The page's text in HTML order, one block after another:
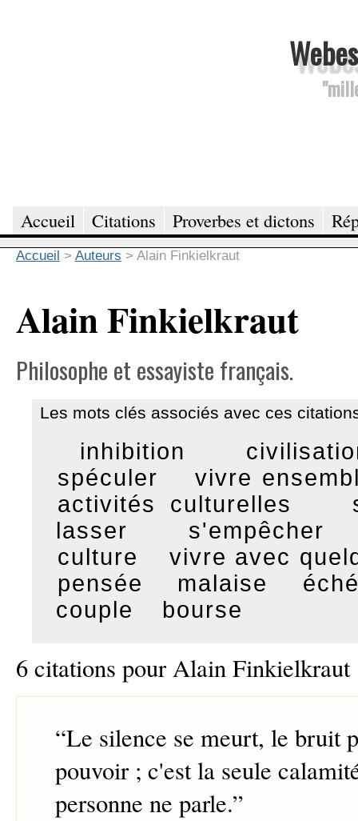
Accueil Citations Proverbes et dictons
Accueil > Auteurs > Alain Finkielkraut
Alain Finkielkraut
Philosophe et essayiste français.
Les mots clés associés avec ces
inhibition
spéculer
vivre
activités culturelles
lasser
s'empêcher
culture
vivre avec
pensée
malaise
couple
bourse
6 citations pour Alain Finkielkraut
“Le silence se meurt, le bruit
pouvoir ; c'est la seule
personne ne parle.”